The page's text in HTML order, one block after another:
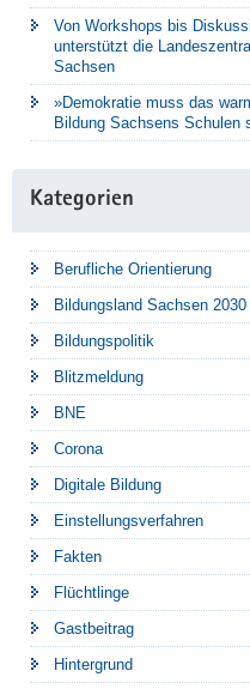
Von Workshops bis
unterstützt die
Sachsen
»Demokratie muss das
Bildung Sachsens Schulen
Kategorien
Berufliche Orientierung
Bildungsland Sachsen 2030
Bildungspolitik
Blitzmeldung
BNE
Corona
Digitale Bildung
Einstellungsverfahren
Fakten
Flüchtlinge
Gastbeitrag
Hintergrund